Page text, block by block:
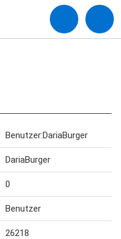
Benutzer:DariaBurger
DariaBurger
0
Benutzer
26218